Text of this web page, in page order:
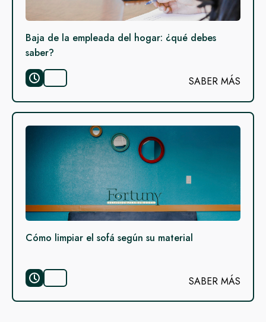
Baja de la empleada del hogar: ¿qué debes
saber?
SABER MÁS
Cómo limpiar el sofá según su material
SABER MÁS